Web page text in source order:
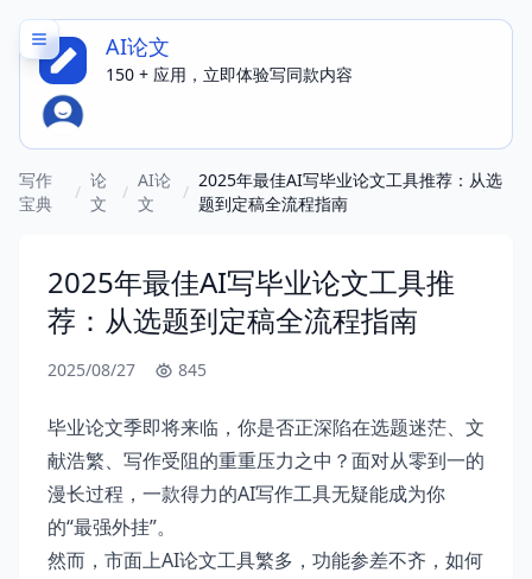
AI论文
150 + 应用，立即体验写同款内容
写作
宝典
/
论
文
/
AI论
文
/
2025年最佳AI写毕业论文工具推荐：从选
题到定稿全流程指南
2025年最佳AI写毕业论文工具推
荐：从选题到定稿全流程指南
2025/08/27 845
毕业论文季即将来临，你是否正深陷在选题迷茫、文
献浩繁、写作受阻的重重压力之中？面对从零到一的
漫长过程，一款得力的AI写作工具无疑能成为你
的“最强外挂”。
然而，市面上AI论文工具繁多，功能参差不齐，如何